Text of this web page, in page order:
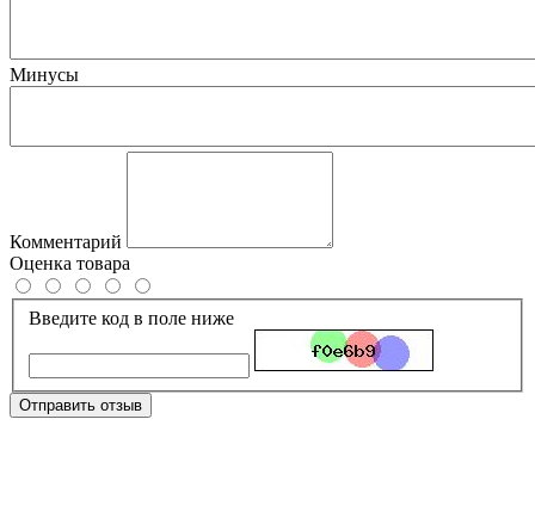
Минусы
Комментарий
Оценка товара
Введите код в поле ниже
Отправить отзыв